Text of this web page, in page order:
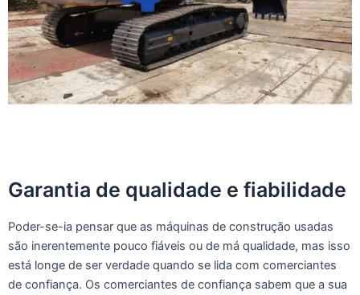
Garantia de qualidade e fiabilidade
Poder-se-ia pensar que as máquinas de construção usadas
são inerentemente pouco fiáveis ou de má qualidade, mas isso
está longe de ser verdade quando se lida com comerciantes
de confiança. Os comerciantes de confiança sabem que a sua